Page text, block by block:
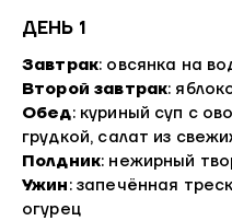
ДЕНЬ 1
Завтрак: овсянка на
Второй завтрак:
Обед: куриный суп с
грудкой, салат из
Полдник: нежирный
Ужин: запечённая
огурец